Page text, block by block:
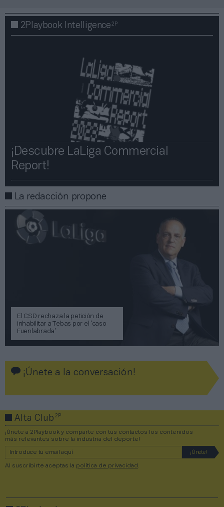
2Playbook Intelligence2P
¡Descubre LaLiga Commercial
Report!​​
La redacción propone
El CSD rechaza la petición de
inhabilitar a Tebas por el ‘caso
Fuenlabrada’
¡Únete a la conversación!
Alta Club2P
¡Únete a 2Playbook y comparte con tus contactos los contenidos
más relevantes sobre la industria del deporte!
Al suscribirte aceptas la política de privacidad